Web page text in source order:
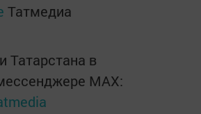
Татмедиа
Татарстана в
MАХ: